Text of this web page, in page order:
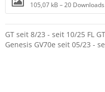
105,07 kB – 20 Downloads
GT seit 8/23 - seit 10/25 FL
Genesis GV70e seit 05/23 -